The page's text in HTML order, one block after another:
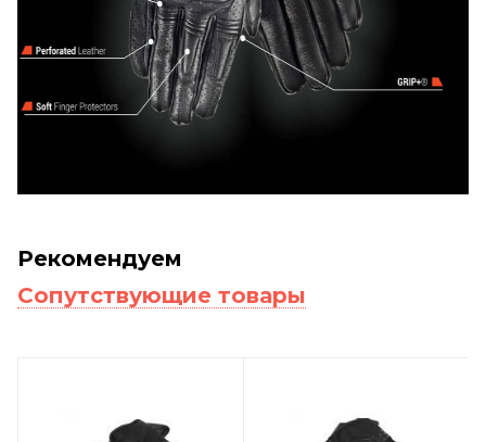
Рекомендуем
Сопутствующие товары